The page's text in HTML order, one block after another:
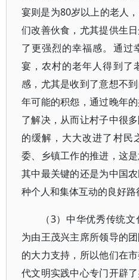
宴则是为80岁以上的老人
们改善伙食，尤其提供生
了更强烈的幸福感。通过
宴，农村的老年人得到了
感，尤其是收到了意想不
年可能的积怨，通过晚年
了解决，从而让村子中很
的缓解，大大改进了村民
委、乡镇工作的推进，这
其中最关键的还是为中国
种个人和集体互动的良好路
（3）中华优秀传统
为由王茂兴主席所领导的
的大力支持，所以他们在
代文明实践中心专门开辟